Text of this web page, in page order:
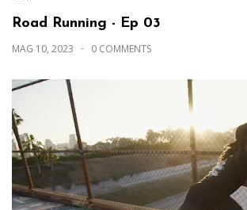
Road Running - Ep 03
MAG 10, 2023 0 COMMENTS